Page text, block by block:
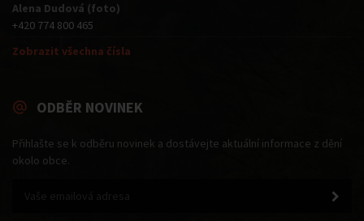
Alena Dudová (foto)
+420 774 800 465
Zobrazit všechna čísla
ODBĚR NOVINEK
Přihlašte se k odběru novinek a dostávejte aktuální informace z dění
okolo obce.